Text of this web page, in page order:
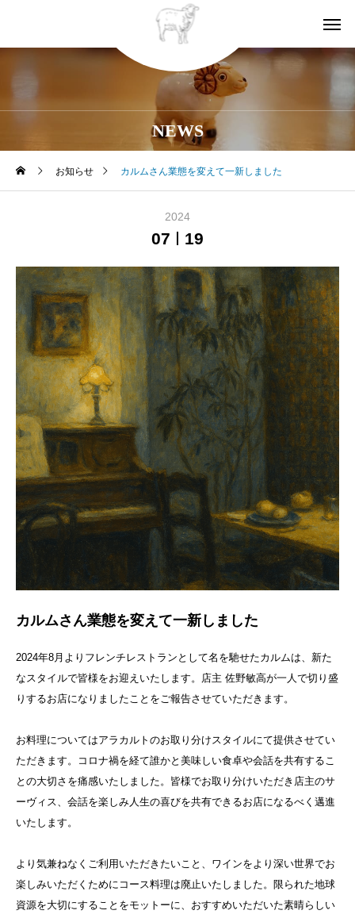
NEWS
お知らせ カルムさん業態を変えて一新しました
2024
07 19
カルムさん業態を変えて一新しました
2024年8月よりフレンチレストランとして名を馳せたカルムは、新た
なスタイルで皆様をお迎えいたします。店主 佐野敏高が一人で切り盛
りするお店になりましたことをご報告させていただきます。
お料理についてはアラカルトのお取り分けスタイルにて提供させてい
ただきます。コロナ禍を経て誰かと美味しい食卓や会話を共有するこ
との大切さを痛感いたしました。皆様でお取り分けいただき店主のサ
ーヴィス、会話を楽しみ人生の喜びを共有できるお店になるべく邁進
いたします。
より気兼ねなくご利用いただきたいこと、ワインをより深い世界でお
楽しみいただくためにコース料理は廃止いたしました。限られた地球
資源を大切にすることをモットーに、おすすめいただいた素晴らしい